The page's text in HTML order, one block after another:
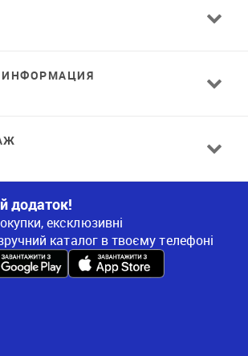
додаток!
ексклюзивні
каталог в твоєму телефоні